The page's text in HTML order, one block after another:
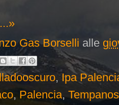
Gas Borselli alle
,Ipa
, Palencia, Tempanos